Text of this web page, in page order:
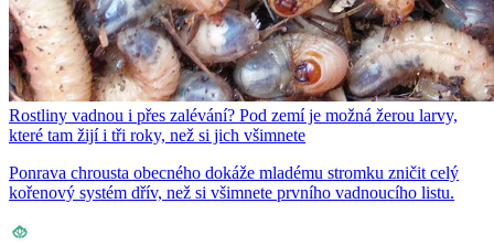
Rostliny vadnou i přes zalévání? Pod zemí je možná žerou larvy,
které tam žijí i tři roky, než si jich všimnete
Ponrava chrousta obecného dokáže mladému stromku zničit celý
kořenový systém dřív, než si všimnete prvního vadnoucího listu.